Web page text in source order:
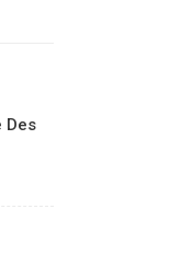
Des